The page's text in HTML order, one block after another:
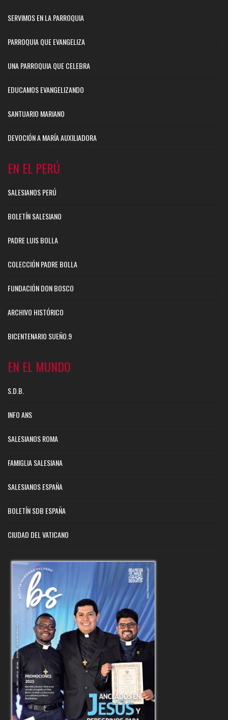
SERVIMOS EN LA PARROQUIA
PARROQUIA QUE EVANGELIZA
UNA PARROQUIA QUE CELEBRA
EDUCAMOS EVANGELIZANDO
SANTUARIO MARIANO
DEVOCIÓN A MARÍA AUXILIADORA
EN EL PERÚ
SALESIANOS PERÚ
BOLETÍN SALESIANO
PADRE LUIS BOLLA
COLECCIÓN PADRE BOLLA
FUNDACIÓN DON BOSCO
ARCHIVO HISTÓRICO
BICENTENARIO SUEÑO.9
EN EL MUNDO
S.D.B.
INFO ANS
SALESIANOS ROMA
FAMIGLIA SALESIANA
SALESIANOS ESPAÑA
BOLETÍN SDB ESPAÑA
CIUDAD DEL VATICANO